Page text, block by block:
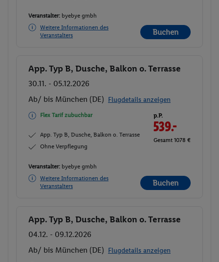
Veranstalter: byebye gmbh
Weitere Informationen des
Veranstalters
Buchen
Buchen
App. Typ B, Dusche, Balkon o. Terrasse
30.11. - 05.12.2026
Ab/ bis München (DE) Flugdetails anzeigen
Flex Tarif zubuchbar
App. Typ B, Dusche, Balkon o. Terrasse
Ohne Verpflegung
p.P.
539.-
Gesamt 1078 €
Veranstalter: byebye gmbh
Weitere Informationen des
Veranstalters
Buchen
Buchen
App. Typ B, Dusche, Balkon o. Terrasse
04.12. - 09.12.2026
Ab/ bis München (DE) Flugdetails anzeigen